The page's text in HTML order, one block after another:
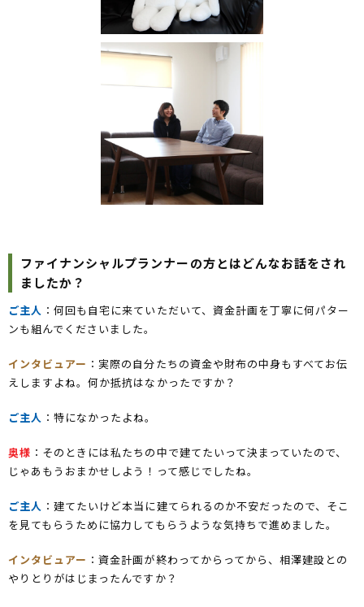
ファイナンシャルプランナーの方とはどんなお話をされ
ましたか？
ご主人 ：何回も自宅に来ていただいて、資金計画を丁寧に何パター
ンも組んでくださいました。
インタビュアー ：実際の自分たちの資金や財布の中身もすべてお伝
えしますよね。何か抵抗はなかったですか？
ご主人 ：特になかったよね。
奥様 ：そのときには私たちの中で建てたいって決まっていたので、
じゃあもうおまかせしよう！って感じでしたね。
ご主人 ：建てたいけど本当に建てられるのか不安だったので、そこ
を見てもらうために協力してもらうような気持ちで進めました。
インタビュアー ：資金計画が終わってからってから、相澤建設との
やりとりがはじまったんですか？